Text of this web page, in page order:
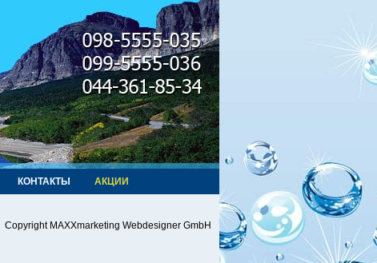
КОНТАКТЫ АКЦИИ
Copyright MAXXmarketing Webdesigner GmbH